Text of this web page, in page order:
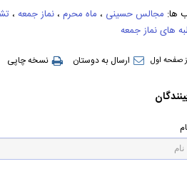
ها: مجالس حسینی ، ماه محرم ، نماز جمعه ،
های نماز جمعه
صفحه اول ارسال به دوستان نسخه چاپی